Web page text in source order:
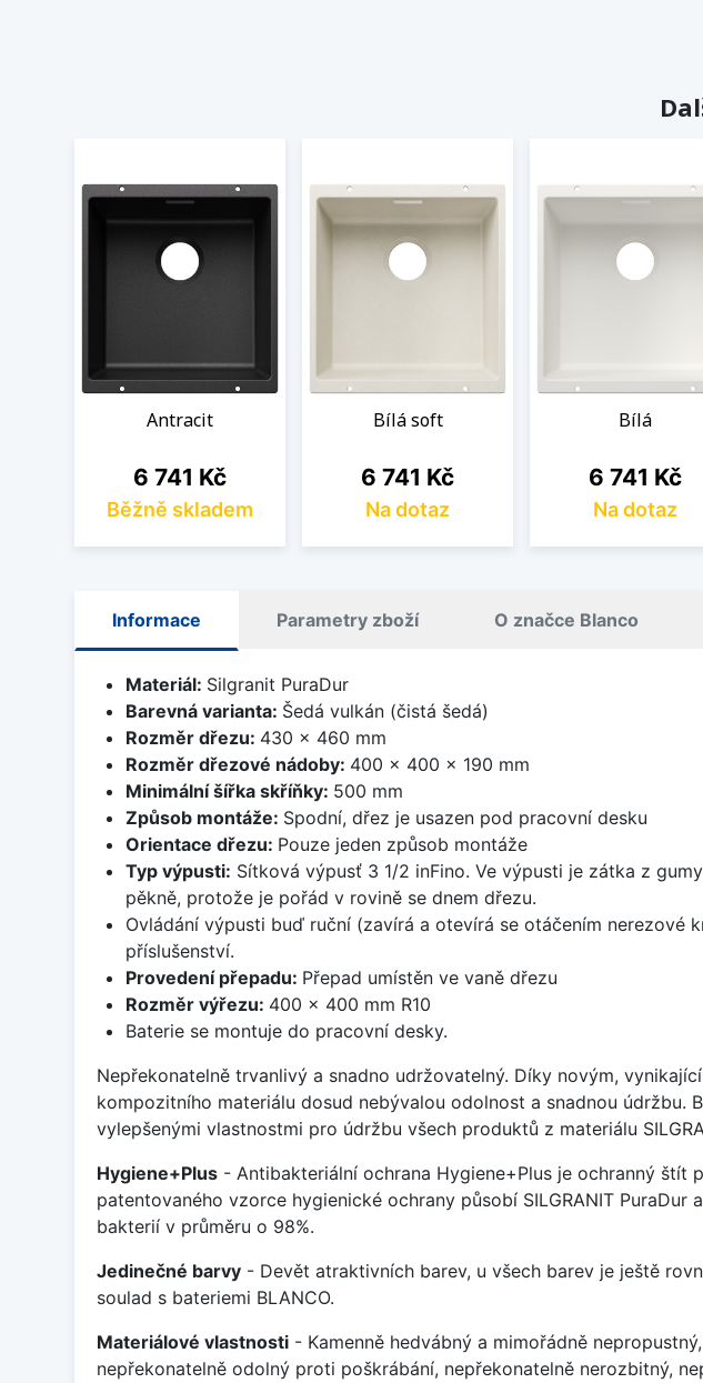
Antracit
Cena
6 741 Kč
Běžně skladem
Bílá soft
Cena
6 741 Kč
Na dotaz
Bílá
Cena
6 741 Kč
Na dotaz
Informace Parametry zboží O značce Blanco
Materiál: Silgranit PuraDur
Barevná varianta: Šedá vulkán (čistá šedá)
Rozměr dřezu: 430 x 460 mm
Rozměr dřezové nádoby: 400 x 400 x 190 mm
Minimální šířka skříňky: 500 mm
Způsob montáže: Spodní, dřez je usazen pod pracovní desku
Orientace dřezu: Pouze jeden způsob montáže
Typ výpusti: Sítková výpusť 3 1/2 inFino. Ve výpusti je zátka z
pěkně, protože je pořád v rovině se dnem dřezu.
Ovládání výpusti buď ruční (zavírá a otevírá se otáčením
příslušenství.
Provedení přepadu: Přepad umístěn ve vaně dřezu
Rozměr výřezu: 400 x 400 mm R10
Baterie se montuje do pracovní desky.
Nepřekonatelně trvanlivý a snadno udržovatelný. Díky novým,
kompozitního materiálu dosud nebývalou odolnost a snadnou údržbu.
vylepšenými vlastnostmi pro údržbu všech produktů z materiálu
Hygiene+Plus - Antibakteriální ochrana Hygiene+Plus je ochranný štít
patentovaného vzorce hygienické ochrany působí SILGRANIT
bakterií v průměru o 98%.
Jedinečné barvy - Devět atraktivních barev, u všech barev je ještě
soulad s bateriemi BLANCO.
Materiálové vlastnosti - Kamenně hedvábný a mimořádně
nepřekonatelně odolný proti poškrábání, nepřekonatelně nerozbitný,